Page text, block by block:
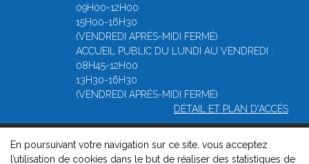
09H00-12H00
15H00-16H30
(VENDREDI APRÈS-MIDI FERMÉ)
ACCUEIL PUBLIC DU LUNDI AU VENDREDI :
08H45-12H00
13H30-16H30
(VENDREDI APRÈS-MIDI FERMÉ)
DÉTAIL ET PLAN D'ACCÈS
© 2026, Greffe du Tribunal de Commerce de Villefranche -
En poursuivant votre navigation sur ce site, vous acceptez
l’utilisation de cookies dans le but de réaliser des statistiques de